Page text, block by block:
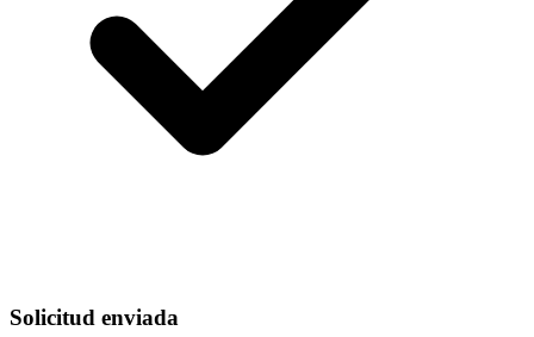
Solicitud enviada